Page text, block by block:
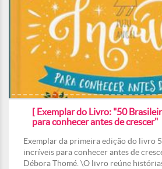
[ Exemplar do Livro: "50
para conhecer antes de crescer"
Exemplar da primeira edição do livro
incríveis para conhecer antes de
Débora Thomé. \O livro reúne